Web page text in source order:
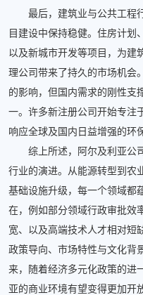
最后，建筑业与公共工程行
目建设中保持稳健。住房计划
以及新城市开发等项目，为建
理公司带来了持久的市场机会
的影响，但国内需求的刚性支
一。许多新注册公司开始专注
响应全球及国内日益增强的环
综上所述，阿尔及利亚公司
行业的演进。从能源转型到农
基础设施升级，每一个领域都
在，例如部分领域行政审批效
宽、以及高端技术人才相对短
政策导向、市场特性与文化背
来，随着经济多元化政策的进
亚的商业环境有望变得更加开